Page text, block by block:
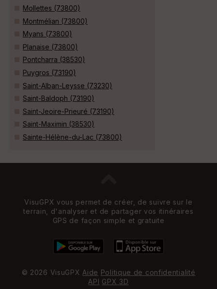
Mollettes (73800)
Montmélian (73800)
Myans (73800)
Planaise (73800)
Pontcharra (38530)
Puygros (73190)
Saint-Alban-Leysse (73230)
Saint-Baldoph (73190)
Saint-Jeoire-Prieuré (73190)
Saint-Maximin (38530)
Sainte-Hélène-du-Lac (73800)
VisuGPX vous permet de créer, de suivre sur le
terrain, d'analyser et de partager vos itinéraires
GPS de façon simple et gratuite
© 2026 VisuGPX Aide Politique de confidentialité
API GPX 3D